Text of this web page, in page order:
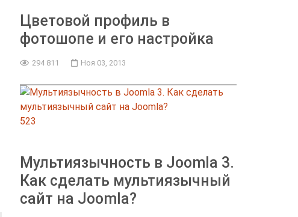
Цветовой профиль в
фотошопе и его настройка
294 811 Ноя 03, 2013
523
Мультиязычность в Joomla 3.
Как сделать мультиязычный
сайт на Joomla?